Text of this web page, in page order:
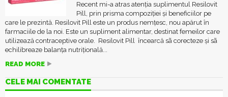
Recent mi-a atras atenția suplimentul Resilovit
Pill, prin prisma compoziției și beneficiilor pe
care le prezintă. Resilovit Pill este un produs nemțesc, nou apărut în
farmaciile de la noi. Este un supliment alimentar, destinat femeilor care
utilizează contraceptive orale. Resilovit Pill încearcă sã corecteze și sã
echilibreaze balanța nutrițională...
READ MORE
CELE MAI COMENTATE